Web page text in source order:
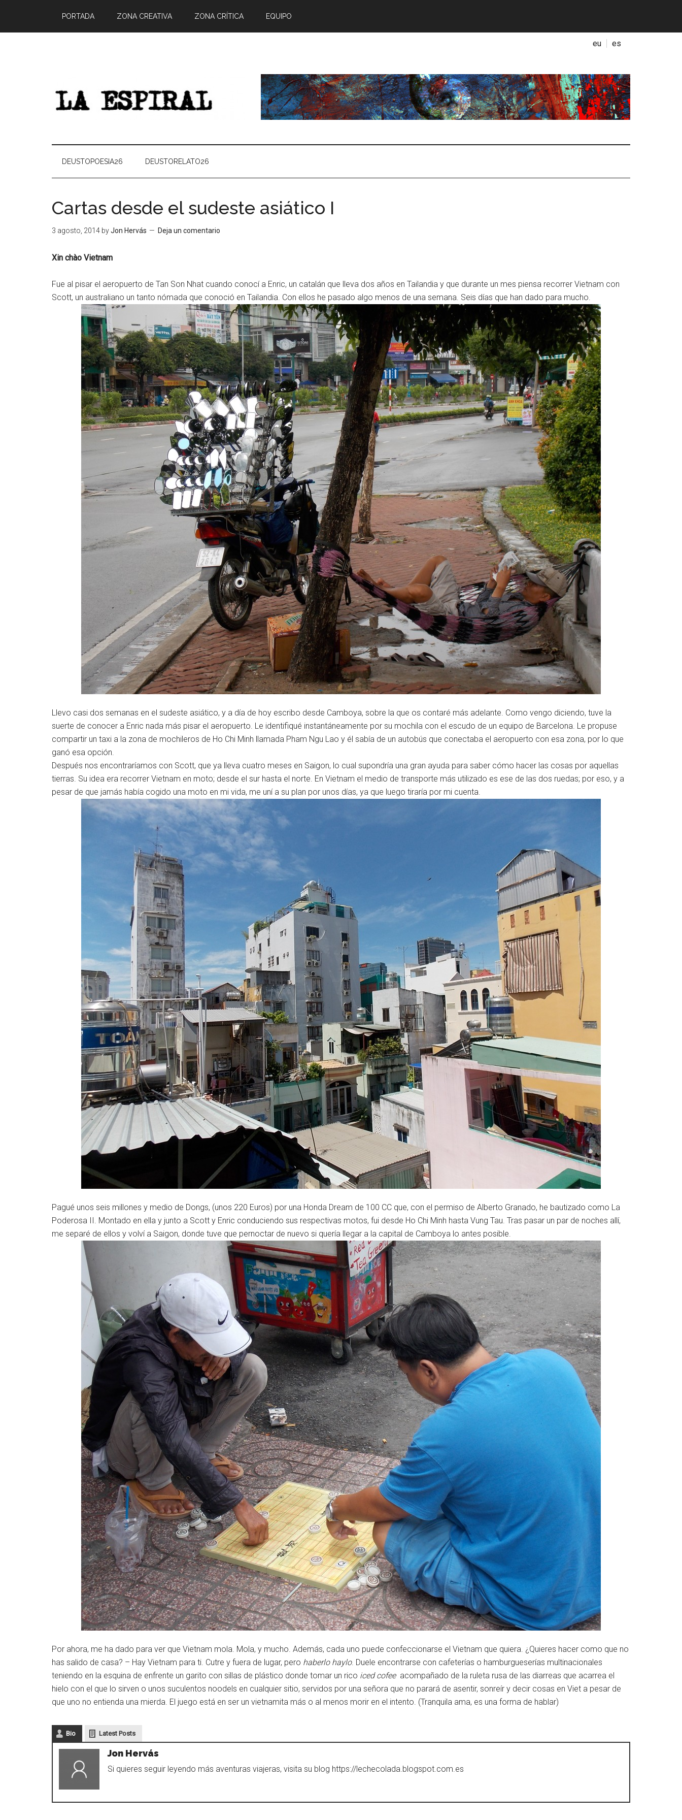
PORTADA ZONA CREATIVA ZONA CRÍTICA EQUIPO
eu es
DEUSTOPOESIA26 DEUSTORELATO26
Cartas desde el sudeste asiático I
3 agosto, 2014 byJon Hervás Deja un comentario
Xin chào Vietnam
Fue al pisar el aeropuerto de Tan Son Nhat cuando conocí a Enric, un catalán que lleva dos años en Tailandia y que durante un mes piensa recorrer Vietnam con
Scott, un australiano un tanto nómada que conoció en Tailandia. Con ellos he pasado algo menos de una semana. Seis días que han dado para mucho.
Llevo casi dos semanas en el sudeste asiático, y a día de hoy escribo desde Camboya, sobre la que os contaré más adelante. Como vengo diciendo, tuve la
suerte de conocer a Enric nada más pisar el aeropuerto. Le identifiqué instantáneamente por su mochila con el escudo de un equipo de Barcelona. Le propuse
compartir un taxi a la zona de mochileros de Ho Chi Minh llamada Pham Ngu Lao y él sabía de un autobús que conectaba el aeropuerto con esa zona, por lo que
ganó esa opción.
Después nos encontraríamos con Scott, que ya lleva cuatro meses en Saigon, lo cual supondría una gran ayuda para saber cómo hacer las cosas por aquellas
tierras. Su idea era recorrer Vietnam en moto; desde el sur hasta el norte. En Vietnam el medio de transporte más utilizado es ese de las dos ruedas; por eso, y a
pesar de que jamás había cogido una moto en mi vida, me uní a su plan por unos días, ya que luego tiraría por mi cuenta.
Pagué unos seis millones y medio de Dongs, (unos 220 Euros) por una Honda Dream de 100 CC que, con el permiso de Alberto Granado, he bautizado como La
Poderosa II. Montado en ella y junto a Scott y Enric conduciendo sus respectivas motos, fui desde Ho Chi Minh hasta Vung Tau. Tras pasar un par de noches allí,
me separé de ellos y volví a Saigon, donde tuve que pernoctar de nuevo si quería llegar a la capital de Camboya lo antes posible.
Por ahora, me ha dado para ver que Vietnam mola. Mola, y mucho. Además, cada uno puede confeccionarse el Vietnam que quiera. ¿Quieres hacer como que no
has salido de casa? – Hay Vietnam para ti. Cutre y fuera de lugar, pero haberlo haylo. Duele encontrarse con cafeterías o hamburgueserías multinacionales
teniendo en la esquina de enfrente un garito con sillas de plástico donde tomar un rico iced cofeeacompañado de la ruleta rusa de las diarreas que acarrea el
hielo con el que lo sirven o unos suculentos noodels en cualquier sitio, servidos por una señora que no parará de asentir, sonreír y decir cosas en Viet a pesar de
que uno no entienda una mierda. El juego está en ser un vietnamita más o al menos morir en el intento. (Tranquila ama, es una forma de hablar)
Bio Latest Posts
Jon Hervás
Si quieres seguir leyendo más aventuras viajeras, visita su blog https://lechecolada.blogspot.com.es